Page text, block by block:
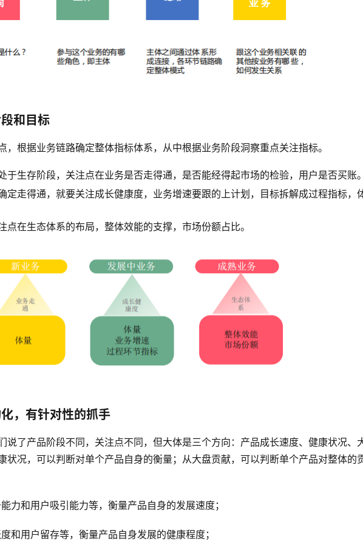
和目标
，根据业务链路确定整体指标体系，从中根据业务阶段洞察重点关注指标。
于生存阶段，关注点在业务是否走得通，是否能经得起市场的检验，用户是否买账
定走得通，就要关注成长健康度，业务增速要跟的上计划，目标拆解成过程指标，
点在生态体系的布局，整体效能的支撑，市场份额占比。
，有针对性的抓手
说了产品阶段不同，关注点不同，但大体是三个方向：产品成长速度、健康状况、
状况，可以判断对单个产品自身的衡量；从大盘贡献，可以判断单个产品对整体的
和用户吸引能力等，衡量产品自身的发展速度；
用户留存等，衡量产品自身发展的健康程度；